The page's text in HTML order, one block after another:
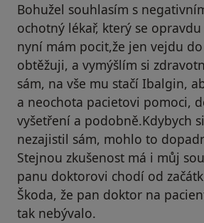
Bohužel souhlasím s
ochotný lékař, který se
nyní mám pocit,že jen vejdu
obtěžuji, a vymýšlím si
sám, na vše mu stačí Ibalgin,
a neochota pacietovi pomoci,
vyšetření a podobně.Kdybych
nezajistil sám, mohlo to
Stejnou zkušenost má i můj
panu doktorovi chodí od
Škoda, že pan doktor na
tak nebývalo.